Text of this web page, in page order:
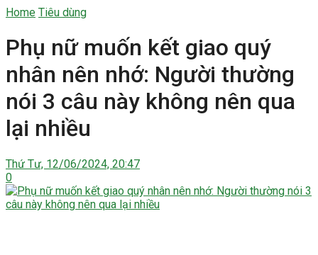
Home Tiêu dùng
Phụ nữ muốn kết giao quý
nhân nên nhớ: Người thường
nói 3 câu này không nên qua
lại nhiều
Thứ Tư, 12/06/2024, 20:47
0